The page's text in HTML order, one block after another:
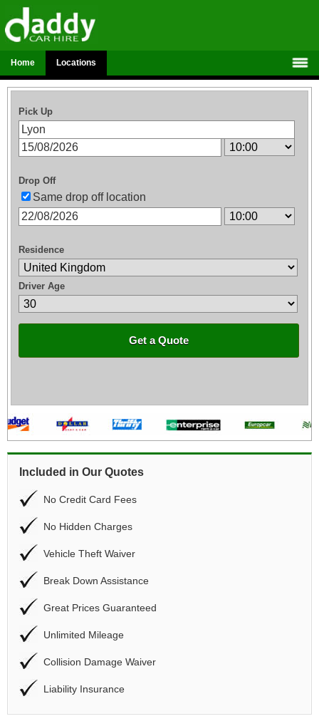
Home Locations
Pick Up
Drop Off
Same drop off location
Residence
Driver Age
Get a Quote
Included in Our Quotes
No Credit Card Fees
No Hidden Charges
Vehicle Theft Waiver
Break Down Assistance
Great Prices Guaranteed
Unlimited Mileage
Collision Damage Waiver
Liability Insurance